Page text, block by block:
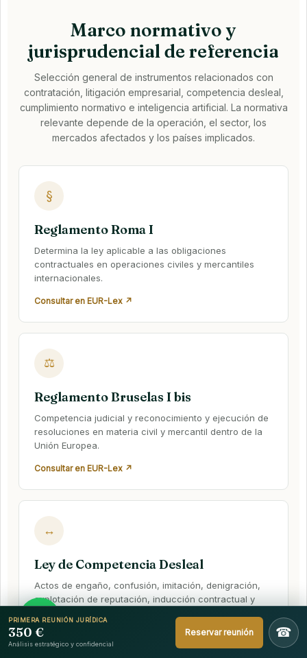
PRIMERA REUNIÓN JURÍDICA
350 €
Análisis estratégico y confidencial
Reservar reunión ☎
Marco normativo y
jurisprudencial de referencia
Selección general de instrumentos relacionados con
contratación, litigación empresarial, competencia desleal,
cumplimiento normativo e inteligencia artificial. La normativa
relevante depende de la operación, el sector, los
mercados afectados y los países implicados.
§
Reglamento Roma I
Determina la ley aplicable a las obligaciones
contractuales en operaciones civiles y mercantiles
internacionales.
Consultar en EUR-Lex ↗
⚖
Reglamento Bruselas I bis
Competencia judicial y reconocimiento y ejecución de
resoluciones en materia civil y mercantil dentro de la
Unión Europea.
Consultar en EUR-Lex ↗
↔
Ley de Competencia Desleal
Actos de engaño, confusión, imitación, denigración,
explotación de reputación, inducción contractual y
Consultar en el BOE ↗